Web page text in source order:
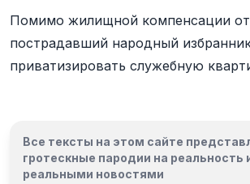
Помимо жилищной компенсации от
пострадавший народный
приватизировать служебную
Все тексты на этом сайте
гротескные пародии на реальность
реальными новостями